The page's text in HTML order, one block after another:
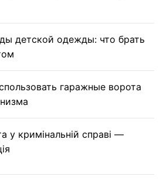
детской одежды: что брать
гаражные ворота
у кримінальній справі —